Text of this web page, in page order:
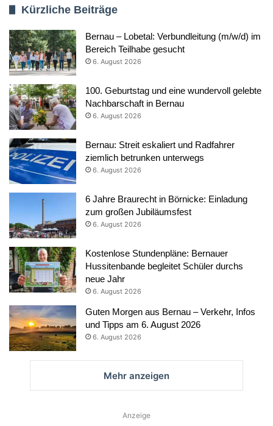
Kürzliche Beiträge
Bernau – Lobetal: Verbundleitung (m/w/d) im
Bereich Teilhabe gesucht
6. August 2026
100. Geburtstag und eine wundervoll gelebte
Nachbarschaft in Bernau
6. August 2026
Bernau: Streit eskaliert und Radfahrer
ziemlich betrunken unterwegs
6. August 2026
6 Jahre Braurecht in Börnicke: Einladung
zum großen Jubiläumsfest
6. August 2026
Kostenlose Stundenpläne: Bernauer
Hussitenbande begleitet Schüler durchs
neue Jahr
6. August 2026
Guten Morgen aus Bernau – Verkehr, Infos
und Tipps am 6. August 2026
6. August 2026
Mehr anzeigen
Anzeige